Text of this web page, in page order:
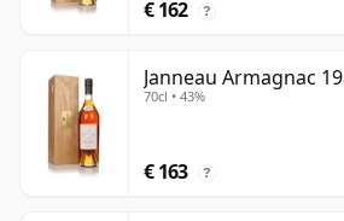
€ 162 ?
Janneau Armagnac
70cl • 43%
€ 163 ?